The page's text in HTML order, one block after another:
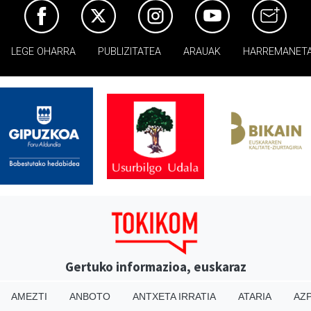
LEGE OHARRA PUBLIZITATEA ARAUAK
Gertuko informazioa, euskaraz
AMEZTI ANBOTO ANTXETA IRRATIA ATARIA